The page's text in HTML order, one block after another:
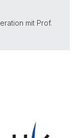
mit Prof.